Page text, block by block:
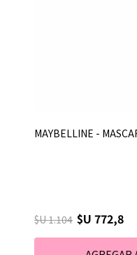
MAYBELLINE -
$U 1.104 $U 772,8